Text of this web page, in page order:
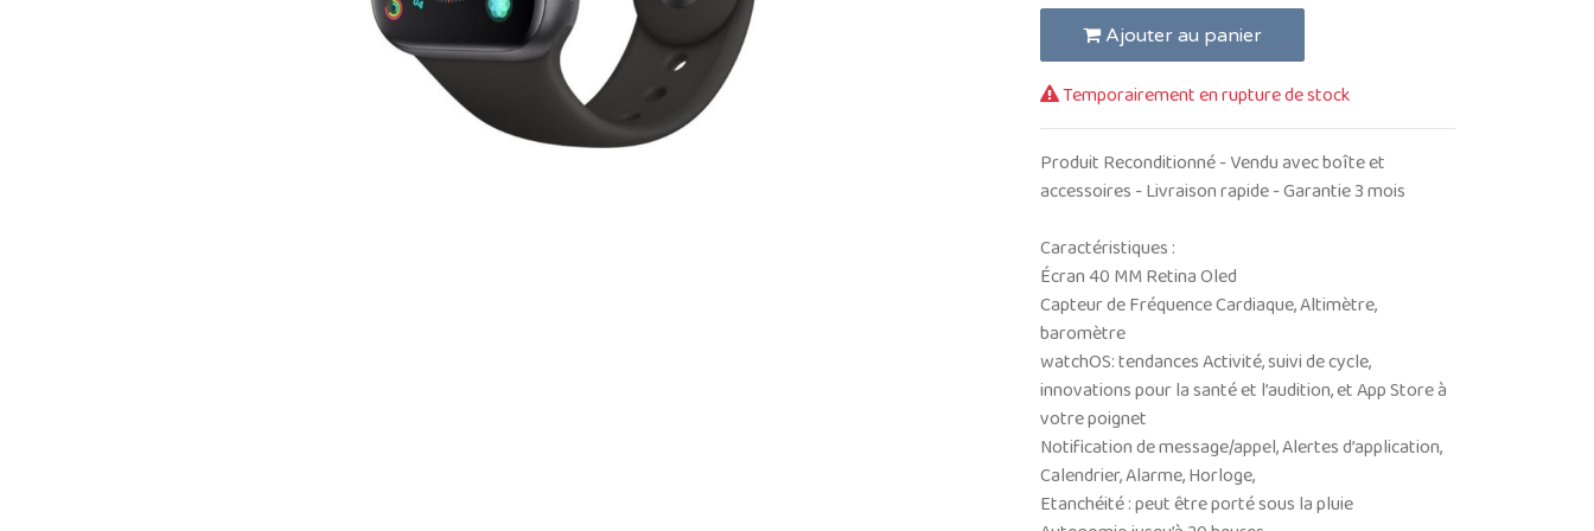
Ajouter au panier
Temporairement en rupture de stock
Produit Reconditionné - Vendu avec boîte et
accessoires - Livraison rapide - Garantie 3 mois
Caractéristiques :
Écran 40 MM Retina Oled
Capteur de Fréquence Cardiaque, Altimètre,
baromètre
watchOS: tendances Activité, suivi de cycle,
innovations pour la santé et l’audition, et App Store à
votre poignet
Notification de message/appel, Alertes d’application,
Calendrier, Alarme, Horloge,
Etanchéité : peut être porté sous la pluie